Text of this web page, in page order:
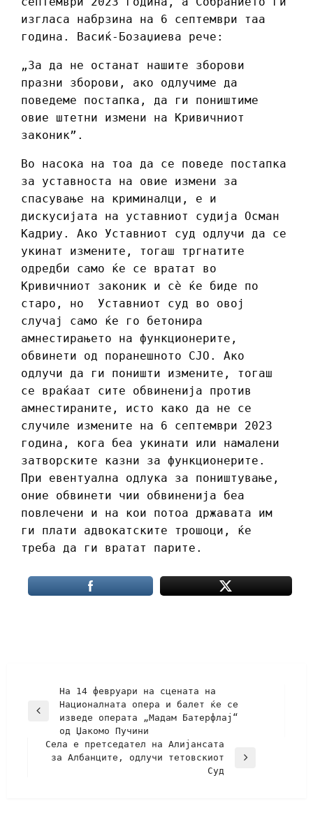
изгласа набрзина на 6 септември таа
година. Васиќ-Бозаџиева рече:
„За да не останат нашите зборови
празни зборови, ако одлучиме да
поведеме постапка, да ги поништиме
овие штетни измени на Кривичниот
законик”.
Во насока на тоа да се поведе постапка
за уставноста на овие измени за
спасување на криминалци, е и
дискусијата на уставниот судија Осман
Кадриу. Ако Уставниот суд одлучи да се
укинат измените, тогаш тргнатите
одредби само ќе се вратат во
Кривичниот законик и сè ќе биде по
старо, но Уставниот суд во овој
случај само ќе го бетонира
амнестирањето на функционерите,
обвинети од поранешното СЈО. Ако
одлучи да ги поништи измените, тогаш
се враќаат сите обвиненија против
амнестираните, исто како да не се
случиле измените на 6 септември 2023
година, кога беа укинати или намалени
затворските казни за функционерите.
При евентуална одлука за поништување,
оние обвинети чии обвиненија беа
повлечени и на кои потоа државата им
ги плати адвокатските трошоци, ќе
треба да ги вратат парите.
На 14 февруари на сцената на
Националната опера и балет ќе се
изведе операта „Мадам Батерфлај“
од Џакомо Пучини
Села е претседател на Алијансата
за Албанците, одлучи тетовскиот
Суд